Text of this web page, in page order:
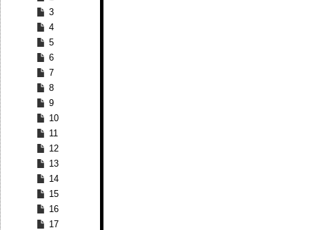
3
4
5
6
7
8
9
10
11
12
13
14
15
16
17